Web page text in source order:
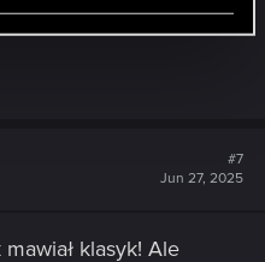
#7
Jun 27, 2025
klasyk! Ale